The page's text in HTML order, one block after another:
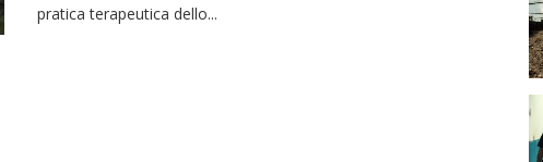
pratica terapeutica dello...